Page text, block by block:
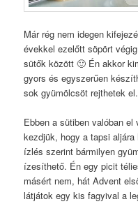
Már rég nem idegen
évekkel ezelőtt söpört
sütők között 🙂 Én akkor
gyors és egyszerűen
sok gyümölcsöt rejthetek el.
Ebben a sütiben valóban
kezdjük, hogy a tapsi
ízlés szerint bármilyen
ízesíthető. Én egy picit
másért nem, hát Advent
látjátok egy kis fagyival a